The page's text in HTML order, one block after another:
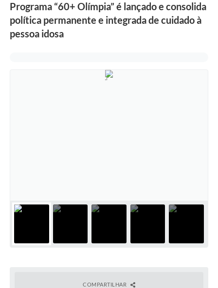
Programa “60+ Olímpia” é lançado e consolida
política permanente e integrada de cuidado à
pessoa idosa
COMPARTILHAR